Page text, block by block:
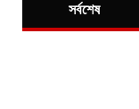
সর্বশেষ